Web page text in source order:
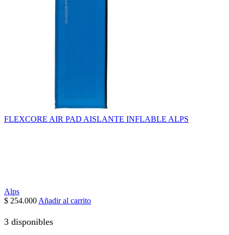
FLEXCORE AIR PAD AISLANTE INFLABLE ALPS
Alps
$ 254.000 Añadir al carrito
3 disponibles